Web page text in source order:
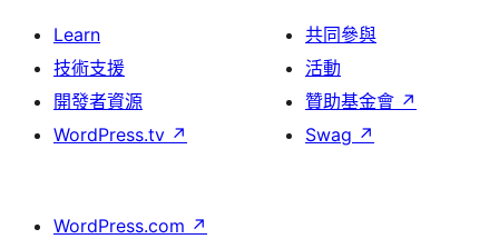
Learn
技術支援
開發者資源
WordPress.tv ↗
共同參與
活動
贊助基金會 ↗
Swag ↗
WordPress.com ↗